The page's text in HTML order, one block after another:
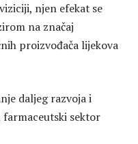
njen efekat se
na značaj
proizvođača lijekova
daljeg razvoja i
sektor